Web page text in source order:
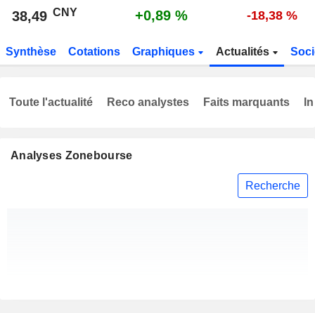
38,49 CNY +0,89 % -18,38 %
Synthèse Cotations Graphiques Actualités
Analyses Zonebourse
Recherche
Toute l'actualité Reco analystes Faits marquants